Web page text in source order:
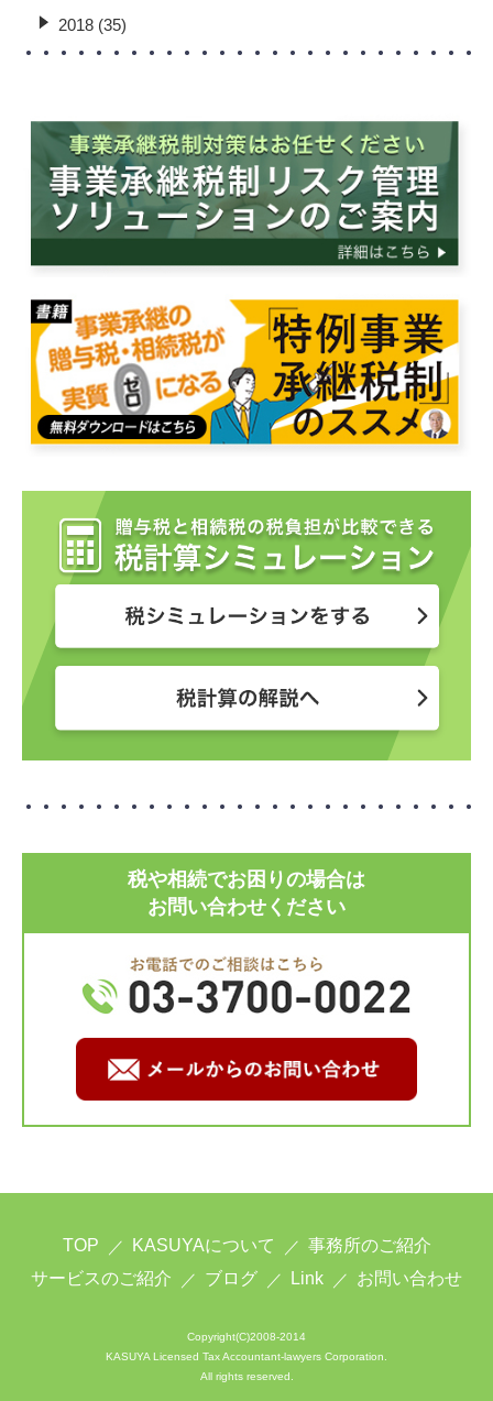
2018 (35)
税や相続でお困りの場合は
お問い合わせください
TOP KASUYAについて
事務所のご紹介
サービスのご紹介
ブログ Link お問い合わせ
Copyright(C)2008-2014
KASUYA Licensed Tax Accountant-lawyers Corporation.
All rights reserved.